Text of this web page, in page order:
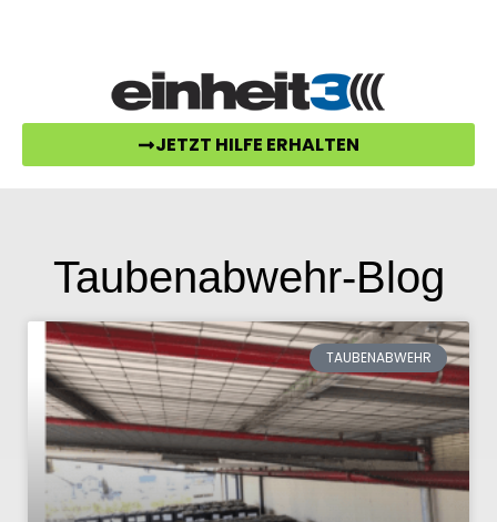
JETZT HILFE ERHALTEN
Taubenabwehr-Blog
TAUBENABWEHR